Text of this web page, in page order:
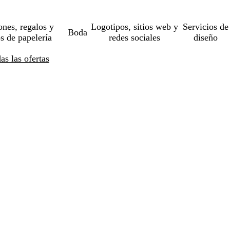
regalos y
de papelería
Boda
Logotipos, sitios web y
redes sociales
Servicios de
diseño
las ofertas